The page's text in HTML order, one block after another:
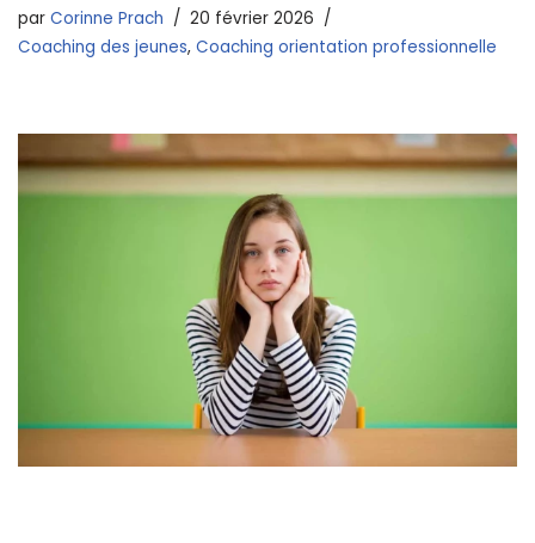
par Corinne Prach
20 février 2026
Coaching des jeunes, Coaching orientation professionnelle